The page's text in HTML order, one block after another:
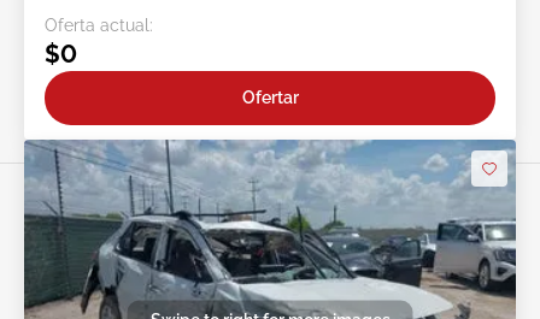
Oferta actual:
$0
Ofertar